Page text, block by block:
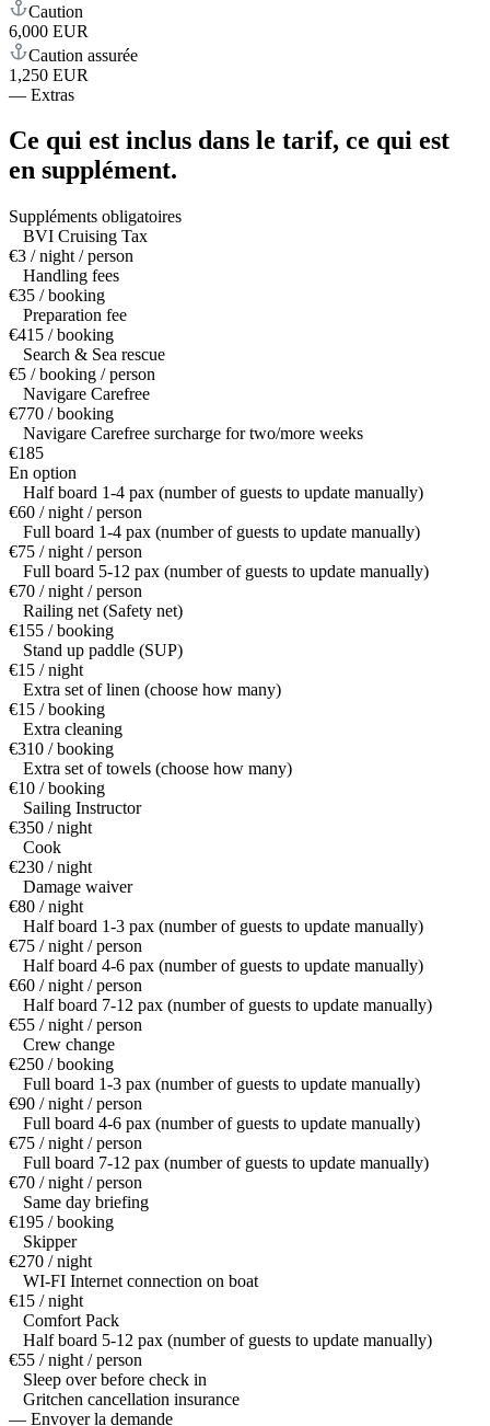
Caution
6,000 EUR
Caution assurée
1,250 EUR
— Extras
Ce qui est inclus dans le tarif, ce qui est
en supplément.
Suppléments obligatoires
BVI Cruising Tax
€3 / night / person
Handling fees
€35 / booking
Preparation fee
€415 / booking
Search & Sea rescue
€5 / booking / person
Navigare Carefree
€770 / booking
Navigare Carefree surcharge for two/more weeks
€185
En option
Half board 1-4 pax (number of guests to update manually)
€60 / night / person
Full board 1-4 pax (number of guests to update manually)
€75 / night / person
Full board 5-12 pax (number of guests to update manually)
€70 / night / person
Railing net (Safety net)
€155 / booking
Stand up paddle (SUP)
€15 / night
Extra set of linen (choose how many)
€15 / booking
Extra cleaning
€310 / booking
Extra set of towels (choose how many)
€10 / booking
Sailing Instructor
€350 / night
Cook
€230 / night
Damage waiver
€80 / night
Half board 1-3 pax (number of guests to update manually)
€75 / night / person
Half board 4-6 pax (number of guests to update manually)
€60 / night / person
Half board 7-12 pax (number of guests to update manually)
€55 / night / person
Crew change
€250 / booking
Full board 1-3 pax (number of guests to update manually)
€90 / night / person
Full board 4-6 pax (number of guests to update manually)
€75 / night / person
Full board 7-12 pax (number of guests to update manually)
€70 / night / person
Same day briefing
€195 / booking
Skipper
€270 / night
WI-FI Internet connection on boat
€15 / night
Comfort Pack
Half board 5-12 pax (number of guests to update manually)
€55 / night / person
Sleep over before check in
Gritchen cancellation insurance
— Envoyer la demande